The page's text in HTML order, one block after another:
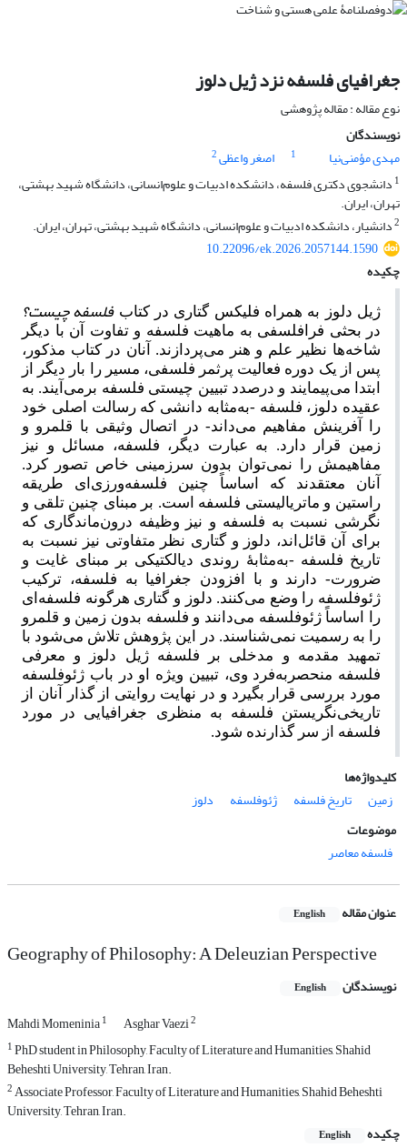
جغرافیای فلسفه نزد ژیل دلوز
نوع مقاله : مقاله پژوهشی
نویسندگان
مهدی مؤمنی‌نیا
1 اصغر واعظی2
1 دانشجوی دکتری فلسفه، دانشکده ادبیات و علوم‌انسانی، دانشگاه شهید بهشتی،
تهران، ایران.
2دانشیار، دانشکده ادبیات و علوم‌انسانی، دانشگاه شهید بهشتی، تهران، ایران.
10.22096/ek.2026.2057144.1590
چکیده
ژیل دلوز به همراه فلیکس گتاری در کتابفلسفه چیست؟
در بحثی فرافلسفی به ماهیت فلسفه و تفاوت آن با دیگر
شاخه‌ها نظیر علم و هنر می‌پردازند. آنان در کتاب مذکور،
پس از یک دوره فعالیت پرثمر فلسفی، مسیر را بار دیگر از
ابتدا می‌پیمایند و درصدد تبیین چیستی فلسفه برمی‌آیند. به
عقیده دلوز، فلسفه -به‌مثابه دانشی که رسالت اصلی خود
را آفرینش مفاهیم می‌داند- در اتصال وثیقی با قلمرو و
زمین قرار دارد. به عبارت دیگر، فلسفه، مسائل و نیز
مفاهیمش را نمی‌توان بدون سرزمینی خاص تصور کرد.
آنان معتقدند که اساساً چنین فلسفه‌ورزی‌ای طریقه
راستین و ماتریالیستی فلسفه است. بر مبنای چنین تلقی و
نگرشی نسبت به فلسفه و نیز وظیفه درون‌ماندگاری که
برای آن قائل‌اند، دلوز و گتاری نظر متفاوتی نیز نسبت به
تاریخ فلسفه -به‌مثابهٔ روندی دیالکتیکی بر مبنای غایت و
ضرورت- دارند و با افزودن جغرافیا به فلسفه، ترکیب
ژئوفلسفه را وضع می‌کنند. دلوز و گتاری هرگونه فلسفه‌ای
را اساساً ژئوفلسفه می‌دانند و فلسفه بدون زمین و قلمرو
را به رسمیت نمی‌شناسند. در این پژوهش تلاش می‌شود با
تمهید مقدمه و مدخلی بر فلسفه ژیل دلوز و معرفی
فلسفه منحصربه‌فرد وی، تبیین ویژه او در باب ژئوفلسفه
مورد بررسی قرار بگیرد و در نهایت روایتی از گذار آنان از
تاریخی‌نگریستن فلسفه به منظری جغرافیایی در مورد
فلسفه از سر گذارنده شود.
کلیدواژه‌ها
زمین
تاریخ فلسفه ژئوفلسفه
دلوز
موضوعات
فلسفه معاصر
عنوان مقاله English
Geography of Philosophy: A Deleuzian Perspective
نویسندگان English
Mahdi Momeninia1 Asghar Vaezi2
1PhD student in Philosophy, Faculty of Literature and Humanities, Shahid
Beheshti University, Tehran, Iran.
2Associate Professor, Faculty of Literature and Humanities, Shahid Beheshti
University, Tehran, Iran.
چکیده
English